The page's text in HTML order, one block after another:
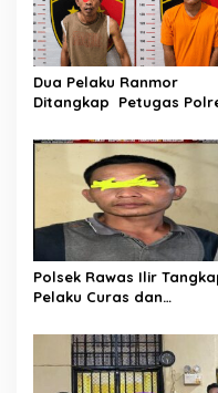
Dua Pelaku Ranmor
Ditangkap Petugas
Polsek Rawas Ilir
Pelaku Curas dan